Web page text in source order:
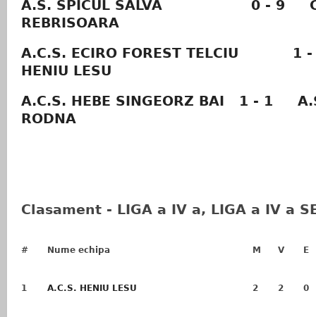
A.S. SPICUL SALVA 0 - 9
REBRISOARA
A.C.S. ECIRO FOREST TELCIU
1 -
HENIU LESU
A.C.S. HEBE SINGEORZ BAI 1 - 1
RODNA
Clasament - LIGA a IV a, LIGA a IV a
# Nume echipa M V E
1 A.C.S. HENIU LESU 2 2 0